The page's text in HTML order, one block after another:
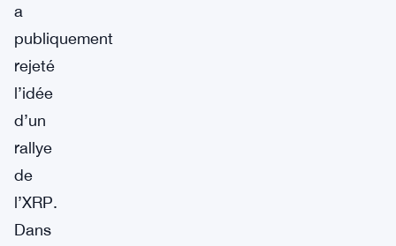
a
publiquement
rejeté
l’idée
d’un
rallye
de
l’XRP.
Dans